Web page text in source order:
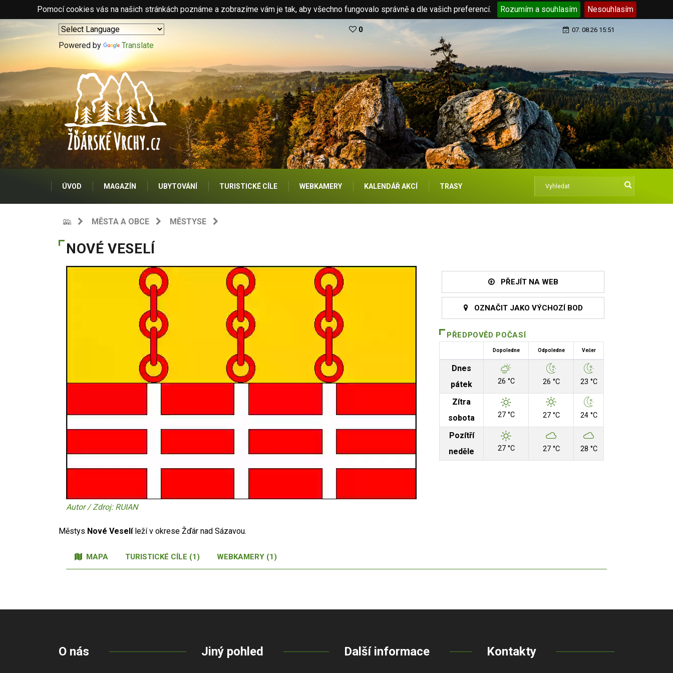
Pomocí cookies vás na našich stránkách poznáme a zobrazíme vám je tak, aby všechno fungovalo správně a dle vašich preferencí. Rozumím a souhlasím Nesouhlasím
Powered by Translate
0 07. 08.26 15:51
ÚVOD MAGAZÍN UBYTOVÁNÍ TURISTICKÉ CÍLE WEBKAMERY KALENDÁŘ AKCÍ TRASY
MĚSTA A OBCE MĚSTYSE
NOVÉ VESELÍ
Autor / Zdroj: RUIAN
PŘEJÍT NA WEB
OZNAČIT JAKO VÝCHOZÍ BOD
PŘEDPOVĚD POČASÍ
Dopoledne Odpoledne Večer
Dnes
pátek
26 °C 26 °C 23 °C
Zítra
sobota
27 °C 27 °C 24 °C
Pozítří
neděle
27 °C 27 °C 28 °C
Městys Nové Veselíleží v okrese Žďár nad Sázavou.
MAPA TURISTICKÉ CÍLE (1) WEBKAMERY (1)
O nás Jiný pohled Další informace Kontakty